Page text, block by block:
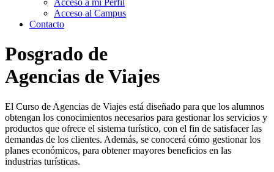
Acceso a mi Perfil
Acceso al Campus
Contacto
Posgrado de
Agencias de Viajes
El Curso de Agencias de Viajes está diseñado para que los alumnos
obtengan los conocimientos necesarios para gestionar los servicios y
productos que ofrece el sistema turístico, con el fin de satisfacer las
demandas de los clientes. Además, se conocerá cómo gestionar los
planes económicos, para obtener mayores beneficios en las
industrias turísticas.